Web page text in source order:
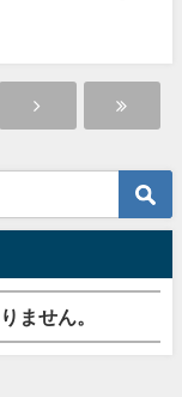
ません。